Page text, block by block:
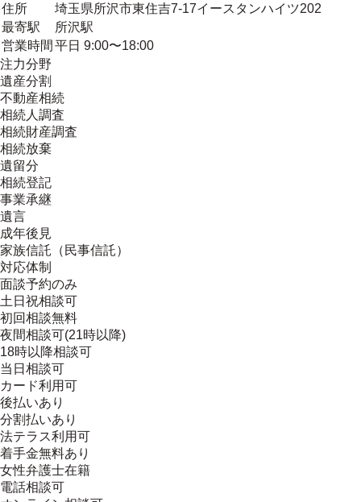
住所
埼玉県所沢市東住吉7-17イースタンハイツ202
最寄駅
所沢駅
営業時間 平日 9:00〜18:00
注力分野
遺産分割
不動産相続
相続人調査
相続財産調査
相続放棄
遺留分
相続登記
事業承継
遺言
成年後見
家族信託（民事信託）
対応体制
面談予約のみ
土日祝相談可
初回相談無料
夜間相談可(21時以降)
18時以降相談可
当日相談可
カード利用可
後払いあり
分割払いあり
法テラス利用可
着手金無料あり
女性弁護士在籍
電話相談可